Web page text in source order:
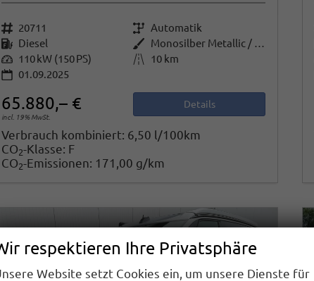
Fahrzeugnr. 20711 GetriebeAutomatik
Kraftstoff Diesel Außenfarbe
Monosilber Metallic / Energeticorange Metallic
Leistung 110 kW (150 PS) Kilometerstand
10 km
01.09.2025
65.880,– €
incl. 19% MwSt.
Details
Verbrauch kombiniert: 6,50 l/100km
CO2-Klasse: F
CO2-Emissionen: 171,00 g/km
respektieren Ihre Privatsphäre
Website setzt Cookies ein, um unsere Dienste für